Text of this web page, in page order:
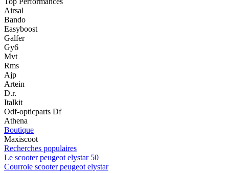
Airsal
Bando
Easyboost
Galfer
Gy6
Mvt
Rms
Ajp
Artein
D.r.
Italkit
Odf-opticparts Df
Athena
Boutique
Maxiscoot
Recherches populaires
Le scooter peugeot elystar 50
Courroie scooter peugeot elystar